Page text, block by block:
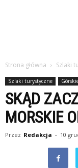
Strona główna Szlaki
Szlaki turystyczne
SKĄD
MORSKIE
Przez Redakcja - 10